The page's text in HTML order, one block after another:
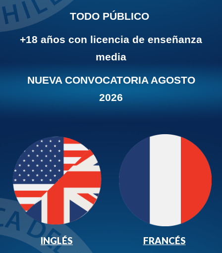
TODO PÚBLICO
+18 años con licencia de enseñanza
media
NUEVA CONVOCATORIA AGOSTO
2026
INGLÉS FRANCÉS